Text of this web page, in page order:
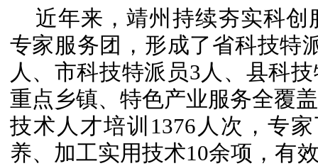
近年来，靖州持续夯实科
专家服务团，形成了省科技特
人、市科技特派员3人、县科
重点乡镇、特色产业服务全覆
技术人才培训1376人次，专
养、加工实用技术10余项，有